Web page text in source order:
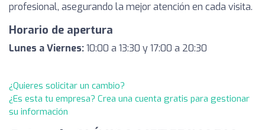
profesional, asegurando la mejor atención en cada visita.
Horario de apertura
Lunes a Viernes:10:00 a 13:30 y 17:00 a 20:30
¿Quieres solicitar un cambio?
¿Es esta tu empresa? Crea una cuenta gratis para gestionar
su información